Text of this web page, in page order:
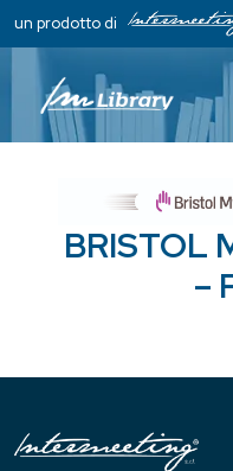
un prodotto di
BRISTOL
–